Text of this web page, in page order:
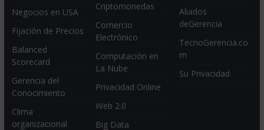
Negocios en USA
Fijación de Precios
Balanced
Scorecard
Gerencia del
Conocimiento
Clima
organizacional
Criptomonedas
Comercio
Electrónico
Computación en
La Nube
Privacidad Online
Web 2.0
Big Data
Aliados
deGerencia
TecnoGerencia.co
m
Su Privacidad